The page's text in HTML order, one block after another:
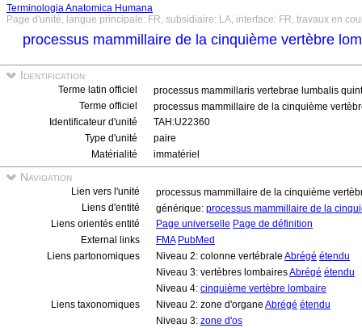
Terminologia Anatomica Humana
Page d'unité, langue principale: FR, subsidiaire: LA, interface: FR, travaux en
processus mammillaire de la cinquième vertèbre
Identification
Terme latin officiel
processus mammillaris vertebrae lumbalis
Terme officiel
processus mammillaire de la cinquième
Identificateur d'unité
TAH:U22360
Type d'unité
paire
Matérialité
immatériel
Navigation
Lien vers l'unité
processus mammillaire de la cinquième
Liens d'entité
générique: processus mammillaire de la
Liens orientés entité
Page universelle Page de définition
External links
FMA PubMed
Liens partonomiques
Niveau 2: colonne vertébrale Abrégé étendu
Niveau 3: vertèbres lombairesAbrégé étendu
Niveau 4: cinquième vertèbre lombaire
Liens taxonomiques
Niveau 2: zone d'organe Abrégé étendu
Niveau 3: zone d'os